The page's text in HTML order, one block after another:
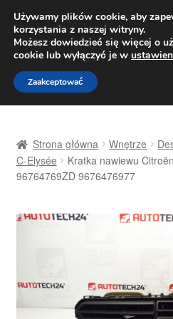
DOSTAWA
Pn.-pt. 9:00-
Przejdź
do
nawigacji
Przejdź
do
treści
Dostawa
O nas
Strona główna Wnętrze
C-Elysée
Kratka nawiewu
96764769ZD 9676476977
Używamy plików cookie, aby
korzystania z naszej witryny.
Możesz dowiedzieć się więcej o
cookie lub wyłączyć je w
Zaakceptować